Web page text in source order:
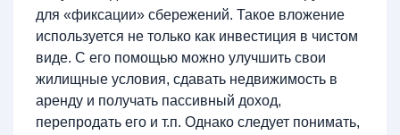
для «фиксации» сбережений. Такое вложение
используется не только как инвестиция в чистом
виде. С его помощью можно улучшить свои
жилищные условия, сдавать недвижимость в
аренду и получать пассивный доход,
перепродать его и т.п. Однако следует понимать,